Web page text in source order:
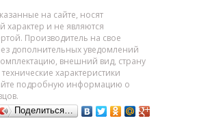
на сайте, носят
и не являются
Производитель на свое
дополнительных уведомлений
внешний вид, страну
характеристики
подробную информацию о
Поделиться…